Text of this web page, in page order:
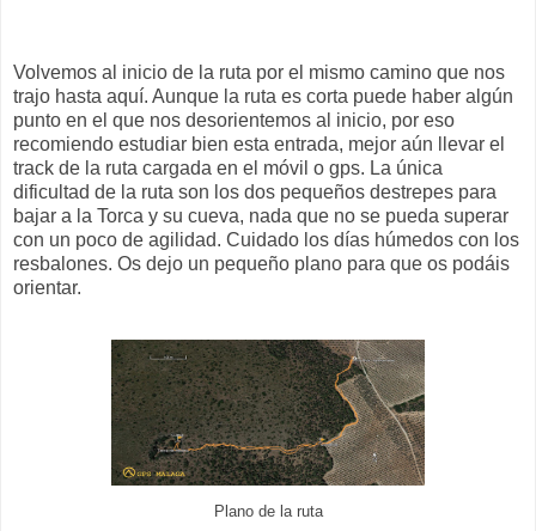
Volvemos al inicio de la ruta por el mismo camino que nos
trajo hasta aquí. Aunque la ruta es corta puede haber algún
punto en el que nos desorientemos al inicio, por eso
recomiendo estudiar bien esta entrada, mejor aún llevar el
track de la ruta cargada en el móvil o gps. La única
dificultad de la ruta son los dos pequeños destrepes para
bajar a la Torca y su cueva, nada que no se pueda superar
con un poco de agilidad. Cuidado los días húmedos con los
resbalones. Os dejo un pequeño plano para que os podáis
orientar.
Plano de la ruta